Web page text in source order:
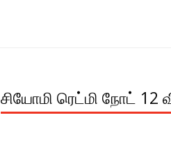
சியோமி ரெட்மி நோட் 12